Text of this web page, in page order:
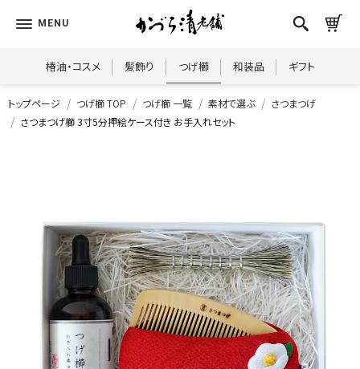
椿油・コスメ 髪飾り つげ櫛 和装品 ギフト
トップページ つげ櫛 TOP つげ櫛 一覧 素材で選ぶ
さつまつげ
さつまつげ櫛 3寸5分押絵ケース付き お手入れセット